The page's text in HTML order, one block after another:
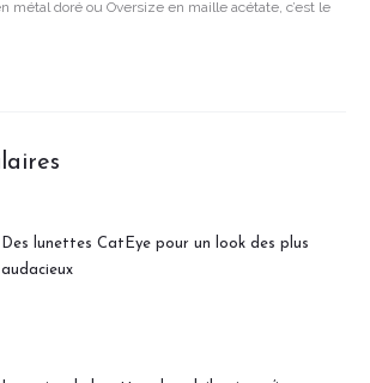
métal doré ou Oversize en maille acétate, c’est le
Des lunettes CatEye pour un look des plus
audacieux